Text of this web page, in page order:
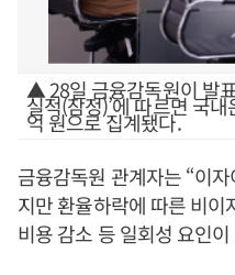
▲ 28일 금융감독원이 발
실적(잠정)’에 따르면 국
억 원으로 집계됐다.
금융감독원 관계자는 “이
지만 환율하락에 따른 비
비용 감소 등 일회성 요인